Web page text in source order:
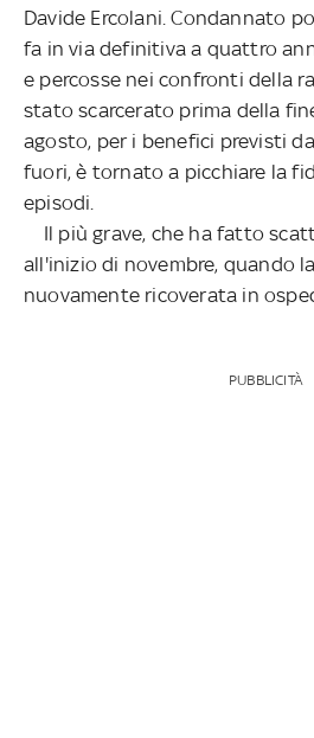
Davide Ercolani. Condannato
fa in via definitiva a quattro
e percosse nei confronti della
stato scarcerato prima della
agosto, per i benefici previsti
fuori, è tornato a picchiare la
episodi.
Il più grave, che ha fatto
all'inizio di novembre, quando
nuovamente ricoverata in
PUBBLICITÀ